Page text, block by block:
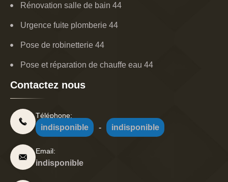
Rénovation salle de bain 44
Urgence fuite plomberie 44
Pose de robinetterie 44
Pose et réparation de chauffe eau 44
Contactez nous
Téléphone:
indisponible - indisponible
Email:
indisponible